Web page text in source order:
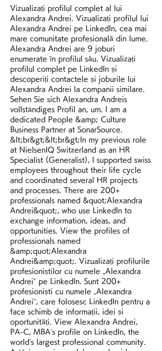
Vizualizați profilul complet al lui
Alexandra Andrei. Vizualizați profilul lui
Alexandra Andrei pe LinkedIn, cea mai
mare comunitate profesională din lume.
Alexandra Andrei are 9 joburi
enumerate în profilul său. Vizualizați
profilul complet pe LinkedIn și
descoperiți contactele și joburile lui
Alexandra Andrei la companii similare.
Sehen Sie sich Alexandra Andreis
vollständiges Profil an, um. I am a
dedicated People &amp; Culture
Business Partner at SonarSource.
&lt;br&gt;&lt;br&gt;In my previous role
at NielsenIQ Switzerland as an HR
Specialist (Generalist), I supported swiss
employees throughout their life cycle
and coordinated several HR projects
and processes. There are 200+
professionals named &quot;Alexandra
Andrei&quot;, who use LinkedIn to
exchange information, ideas, and
opportunities. View the profiles of
professionals named
&amp;quot;Alexandra
Andrei&amp;quot;. Vizualizați profilurile
profesioniștilor cu numele „Alexandra
Andrei” pe LinkedIn. Sunt 200+
profesioniști cu numele „Alexandra
Andrei”, care folosesc LinkedIn pentru a
face schimb de informații, idei și
oportunități. View Alexandra Andrei,
PA-C, MBA’s profile on LinkedIn, the
world’s largest professional community.